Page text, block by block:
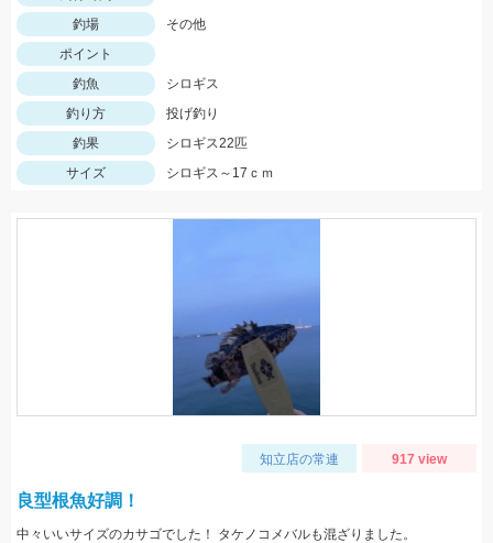
釣場
その他
ポイント
釣魚
シロギス
釣り方
投げ釣り
釣果
シロギス22匹
サイズ
シロギス～17ｃｍ
知立店の常連 917 view
良型根魚好調！
中々いいサイズのカサゴでした！ タケノコメバルも混ざりました。